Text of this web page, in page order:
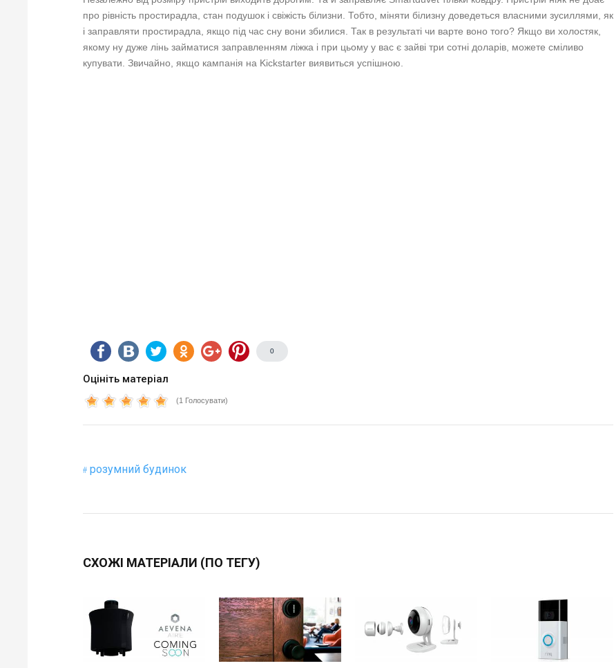
про рівність простирадла, стан подушок і свіжість білизни. Тобто, міняти білизну доведеться власними зусиллями, як
і заправляти простирадла, якщо під час сну вони збилися. Так в результаті чи варте воно того? Якщо ви холостяк,
якому ну дуже лінь займатися заправленням ліжка і при цьому у вас є зайві три сотні доларів, можете сміливо
купувати. Звичайно, якщо кампанія на Kickstarter виявиться успішною.
0
Оцініть матеріал
(1 Голосувати)
розумний будинок
СХОЖІ МАТЕРІАЛИ (ПО ТЕГУ)